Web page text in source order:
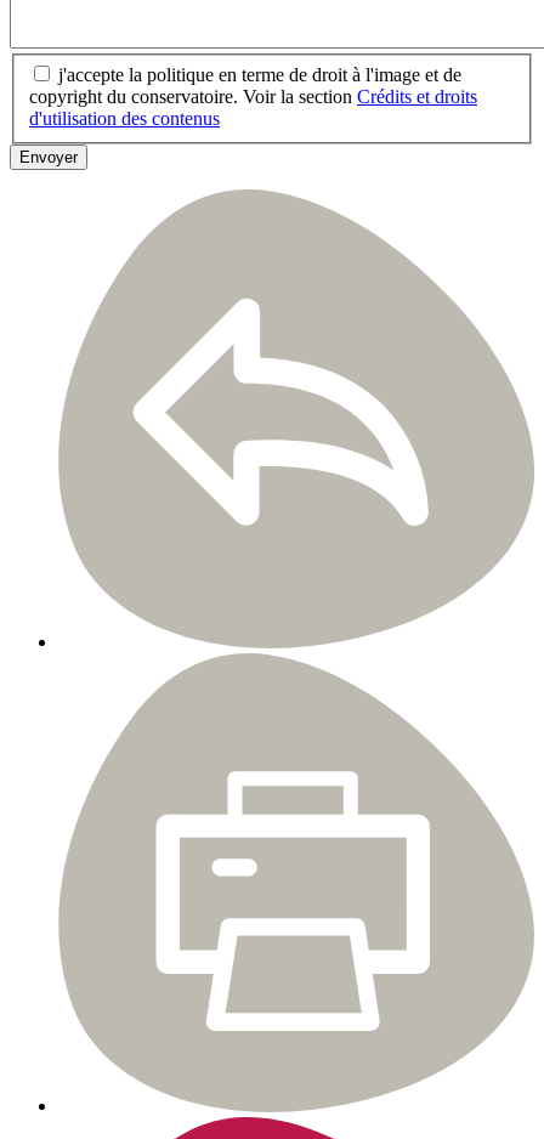
j'accepte la politique en terme de droit à l'image et de
copyright du conservatoire. Voir la section Crédits et droits
d'utilisation des contenus